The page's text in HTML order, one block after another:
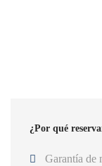
¿Por qué
Garantía de